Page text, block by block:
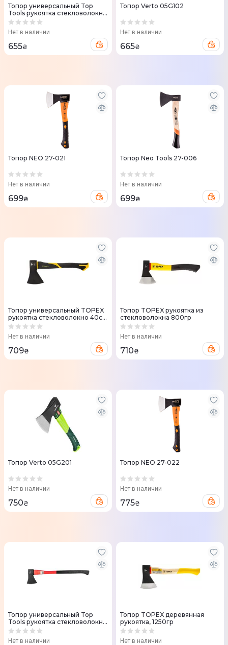
Топор универсальный Top
Tools рукоятка стекловолокно
47см 1000г
Нет в наличии
655₴
Топор Verto 05G102
Нет в наличии
665₴
Топор NEO 27-021
Нет в наличии
699₴
Топор Neo Tools 27-006
Нет в наличии
699₴
Топор универсальный TOPEX
рукоятка стекловолокно 40см
800г
Нет в наличии
709₴
Топор TOPEX рукоятка из
стекловолокна 800гр
Нет в наличии
710₴
Топор Verto 05G201
Нет в наличии
750₴
Топор NEO 27-022
Нет в наличии
775₴
Топор универсальный Top
Tools рукоятка стекловолокно
74.5см 1250г
Нет в наличии
Топор TOPEX деревянная
рукоятка, 1250гр
Нет в наличии